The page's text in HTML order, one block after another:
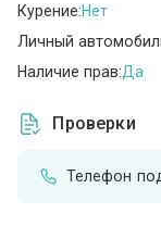
Курение:Нет
Личный
Наличие прав:Да
Проверки
Телефон